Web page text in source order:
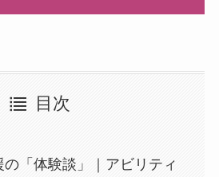
目次
の「体験談」｜アビリティ